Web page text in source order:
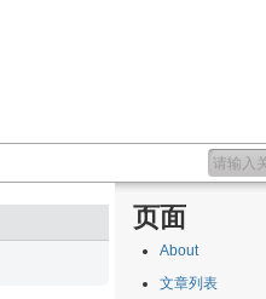
页面
About
文章列表